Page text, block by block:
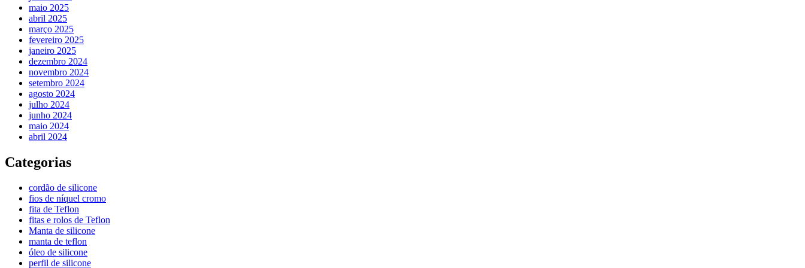
maio 2025
abril 2025
março 2025
fevereiro 2025
janeiro 2025
dezembro 2024
novembro 2024
setembro 2024
agosto 2024
julho 2024
junho 2024
maio 2024
abril 2024
Categorias
cordão de silicone
fios de níquel cromo
fita de Teflon
fitas e rolos de Teflon
Manta de silicone
manta de teflon
óleo de silicone
perfil de silicone